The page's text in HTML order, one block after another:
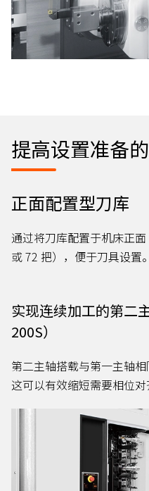
提高设置准备
正面配置型刀库
通过将刀库配置于机床正
或 72 把），便于刀具设置。
实现连续加工的第二
200S）
第二主轴搭载与第一主轴相
这可以有效缩短需要相位对